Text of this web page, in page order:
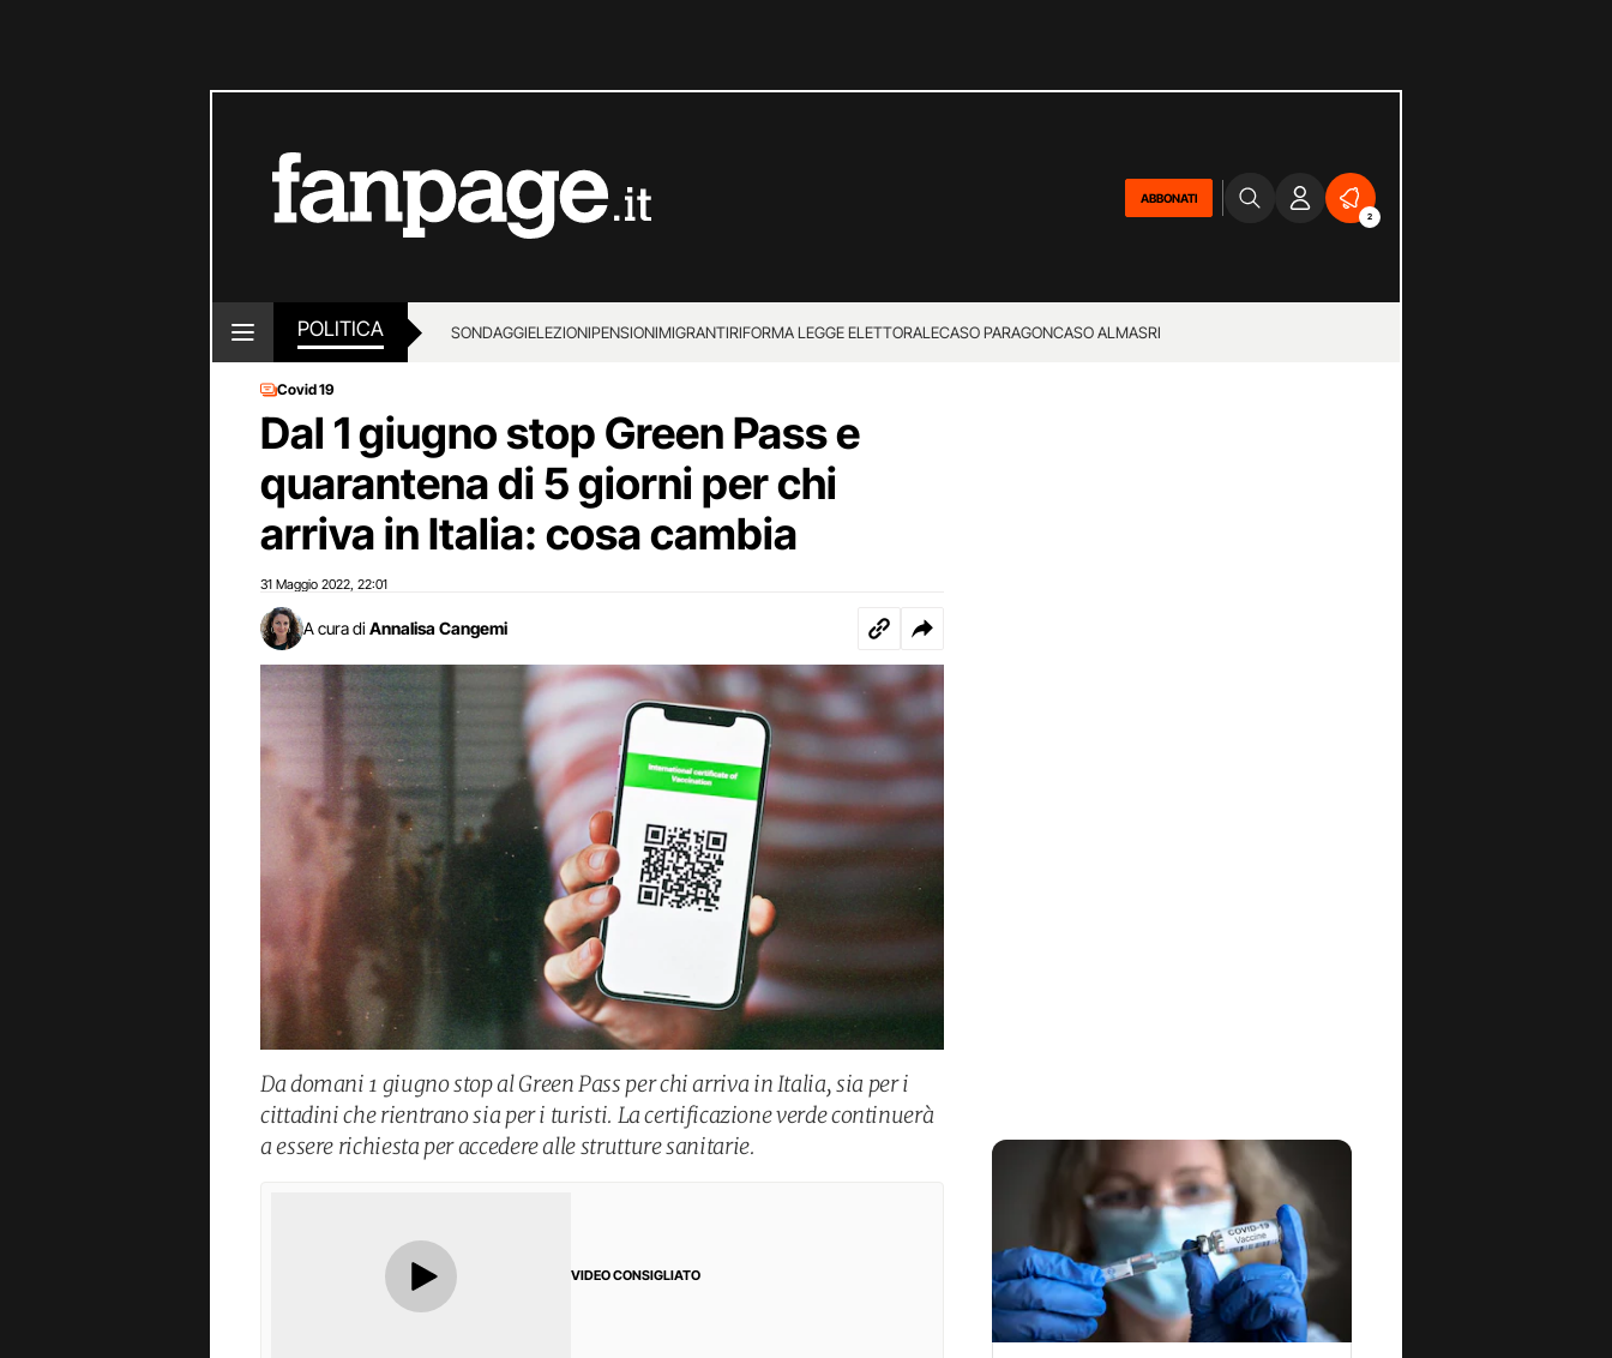
ABBONATI
2
POLITICA SONDAGGIELEZIONIPENSIONIMIGRANTIRIFORMA LEGGE ELETTORALECASO PARAGONCASO ALMASRI
Covid 19
Dal 1 giugno stop Green Pass e
quarantena di 5 giorni per chi
arriva in Italia: cosa cambia
31 Maggio 2022 22:01
A cura di Annalisa Cangemi
Da domani 1 giugno stop al Green Pass per chi arriva in Italia, sia per i
cittadini che rientrano sia per i turisti. La certificazione verde continuerà
a essere richiesta per accedere alle strutture sanitarie.
VIDEO CONSIGLIATO